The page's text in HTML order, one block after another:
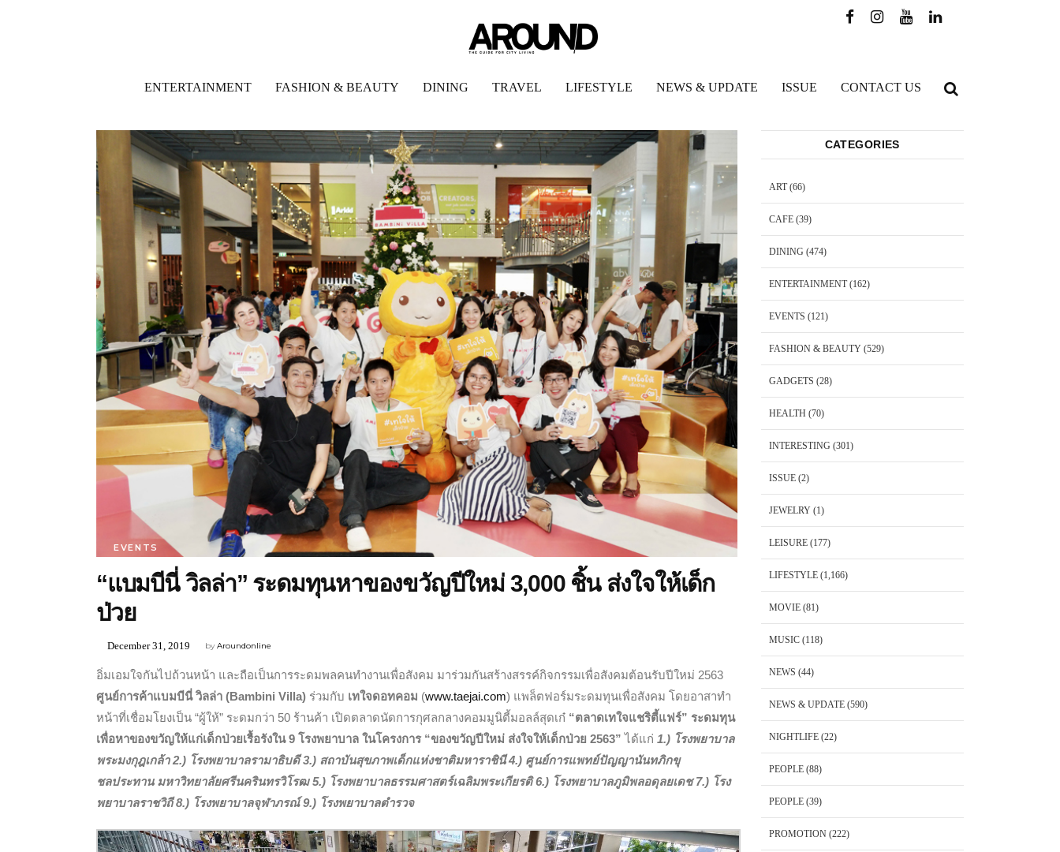
ENTERTAINMENT FASHION & BEAUTY DINING TRAVEL LIFESTYLE NEWS & UPDATE ISSUE CONTACT US
EVENTS
“แบมบีนี่ วิลล่า” ระดมทุนหาของขวัญปีใหม่ 3,000 ชิ้น ส่งใจให้เด็ก
ป่วย
byAroundonline
December 31, 2019
อิ่มเอมใจกันไปถ้วนหน้า และถือเป็นการระดมพลคนทำงานเพื่อสังคม มาร่วมกันสร้างสรรค์กิจกรรมเพื่อสังคมต้อนรับปีใหม่ 2563
ศูนย์การค้าแบมบีนี่ วิลล่า (Bambini Villa) ร่วมกับ เทใจดอทคอม (www.taejai.com) แพล็ตฟอร์มระดมทุนเพื่อสังคม โดยอาสาทำ
หน้าที่เชื่อมโยงเป็น “ผู้ให้” ระดมกว่า 50 ร้านค้า เปิดตลาดนัดการกุศลกลางคอมมูนิตี้มอลล์สุดเก๋ “ตลาดเทใจแชริตี้แฟร์” ระดมทุน
เพื่อหาของขวัญให้แก่เด็กป่วยเรื้อรังใน 9 โรงพยาบาล ในโครงการ “ของขวัญปีใหม่ ส่งใจให้เด็กป่วย 2563” ได้แก่ 1.) โรงพยาบาล
พระมงกุฎเกล้า 2.) โรงพยาบาลรามาธิบดี 3.) สถาบันสุขภาพเด็กแห่งชาติมหาราชินี 4.) ศูนย์การแพทย์ปัญญานันทภิกขุ
ชลประทาน มหาวิทยาลัยศรีนครินทรวิโรฒ 5.) โรงพยาบาลธรรมศาสตร์เฉลิมพระเกียรติ 6.) โรงพยาบาลภูมิพลอดุลยเดช 7.) โรง
พยาบาลราชวิถี 8.) โรงพยาบาลจุฬาภรณ์ 9.) โรงพยาบาลตำรวจ
CATEGORIES
ART(66)
CAFE(39)
DINING (474)
ENTERTAINMENT(162)
EVENTS (121)
FASHION & BEAUTY(529)
GADGETS (28)
HEALTH (70)
INTERESTING (301)
ISSUE(2)
JEWELRY(1)
LEISURE(177)
LIFESTYLE(1,166)
MOVIE(81)
MUSIC(118)
NEWS (44)
NEWS & UPDATE(590)
NIGHTLIFE(22)
PEOPLE(88)
PEOPLE(39)
PROMOTION(222)